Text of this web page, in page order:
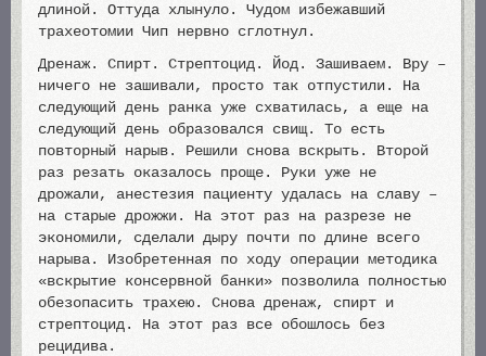
длиной. Оттуда хлынуло. Чудом избежавший
трахеотомии Чип нервно сглотнул.
Дренаж. Спирт. Стрептоцид. Йод. Зашиваем. Вру –
ничего не зашивали, просто так отпустили. На
следующий день ранка уже схватилась, а еще на
следующий день образовался свищ. То есть
повторный нарыв. Решили снова вскрыть. Второй
раз резать оказалось проще. Руки уже не
дрожали, анестезия пациенту удалась на славу –
на старые дрожжи. На этот раз на разрезе не
экономили, сделали дыру почти по длине всего
нарыва. Изобретенная по ходу операции методика
«вскрытие консервной банки» позволила полностью
обезопасить трахею. Снова дренаж, спирт и
стрептоцид. На этот раз все обошлось без
рецидива.